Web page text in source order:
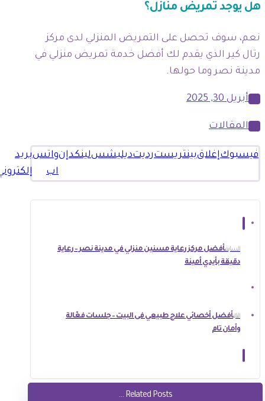
هل يوجد تمريض منازل؟
نعم، سوف تحصل على التمريض المنزلي لدى مركز
رتال كير الذي يقدم لك أفضل خدمة تمريض منزلي في
مدينة نصر وما حولها.
أبريل 30, 2025
المقالات
فيسبوكإغلاقبينتريسترديتديليشسلينكدإنواتس
اب
بريد
السابقأفضل مركز رعاية مسنين منزلي في مدينة نصر – رعاية
دقيقة بأيدي أمينة
التاليأفضل أخصائي علاج طبيعي فى البيت – جلسات فعّالة
وأمان تام
Related Posts ...